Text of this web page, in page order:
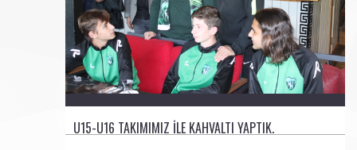
U15-U16 TAKIMIMIZ ILE KAHVALTI YAPTIK.